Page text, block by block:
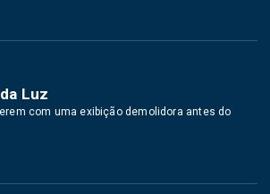
Luz
com uma exibição demolidora antes do